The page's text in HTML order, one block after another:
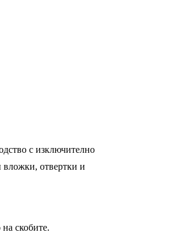
с изключително
вложки, отвертки и
скобите.